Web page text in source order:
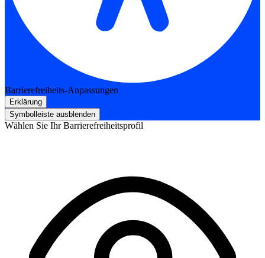
Barrierefreiheits-Anpassungen
Erklärung
Symbolleiste ausblenden
Wählen Sie Ihr Barrierefreiheitsprofil